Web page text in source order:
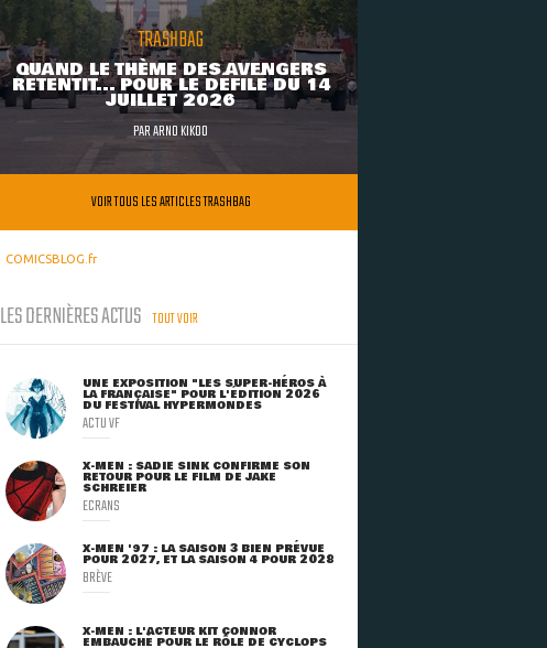
TRASHBAG
QUAND LE THÈME DES AVENGERS
RETENTIT... POUR LE DÉFILÉ DU 14
JUILLET 2026
PARARNO KIKOO
VOIR TOUS LES ARTICLES TRASHBAG
COMICSBLOG.fr
LES DERNIÈRES ACTUS TOUT VOIR
UNE EXPOSITION "LES SUPER-HÉROS À
LA FRANÇAISE" POUR L'ÉDITION 2026
DU FESTIVAL HYPERMONDES
ACTU VF
X-MEN : SADIE SINK CONFIRME SON
RETOUR POUR LE FILM DE JAKE
SCHREIER
ECRANS
X-MEN '97 : LA SAISON 3 BIEN PRÉVUE
POUR 2027, ET LA SAISON 4 POUR 2028
BRÈVE
X-MEN : L'ACTEUR KIT CONNOR
EMBAUCHÉ POUR LE RÔLE DE CYCLOPS